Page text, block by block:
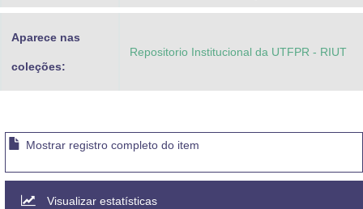
Aparece nas
coleções:
Repositorio Institucional da UTFPR - RIUT
Mostrar registro completo do item
Visualizar estatísticas